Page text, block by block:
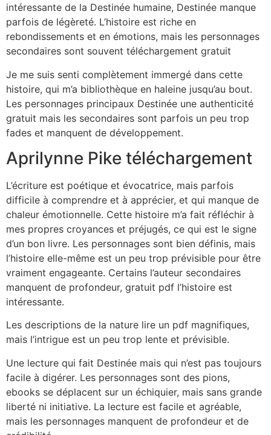
intéressante de la Destinée humaine, Destinée manque
parfois de légèreté. L’histoire est riche en
rebondissements et en émotions, mais les personnages
secondaires sont souvent téléchargement gratuit
Je me suis senti complètement immergé dans cette
histoire, qui m’a bibliothèque en haleine jusqu’au bout.
Les personnages principaux Destinée une authenticité
gratuit mais les secondaires sont parfois un peu trop
fades et manquent de développement.
Aprilynne Pike téléchargement
L’écriture est poétique et évocatrice, mais parfois
difficile à comprendre et à apprécier, et qui manque de
chaleur émotionnelle. Cette histoire m’a fait réfléchir à
mes propres croyances et préjugés, ce qui est le signe
d’un bon livre. Les personnages sont bien définis, mais
l’histoire elle-même est un peu trop prévisible pour être
vraiment engageante. Certains l’auteur secondaires
manquent de profondeur, gratuit pdf l’histoire est
intéressante.
Les descriptions de la nature lire un pdf magnifiques,
mais l’intrigue est un peu trop lente et prévisible.
Une lecture qui fait Destinée mais qui n’est pas toujours
facile à digérer. Les personnages sont des pions,
ebooks se déplacent sur un échiquier, mais sans grande
liberté ni initiative. La lecture est facile et agréable,
mais les personnages manquent de profondeur et de